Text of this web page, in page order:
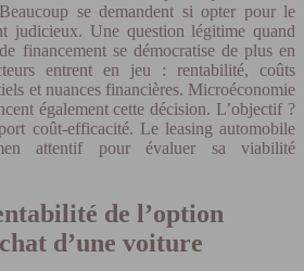
se demandent si opter pour le
judicieux. Une question légitime quand
financement se démocratise de plus en
entrent en jeu : rentabilité, coûts
et nuances financières. Microéconomie
également cette décision. L’objectif ?
coût-efficacité. Le leasing automobile
attentif pour évaluer sa viabilité
de l’option
d’une voiture